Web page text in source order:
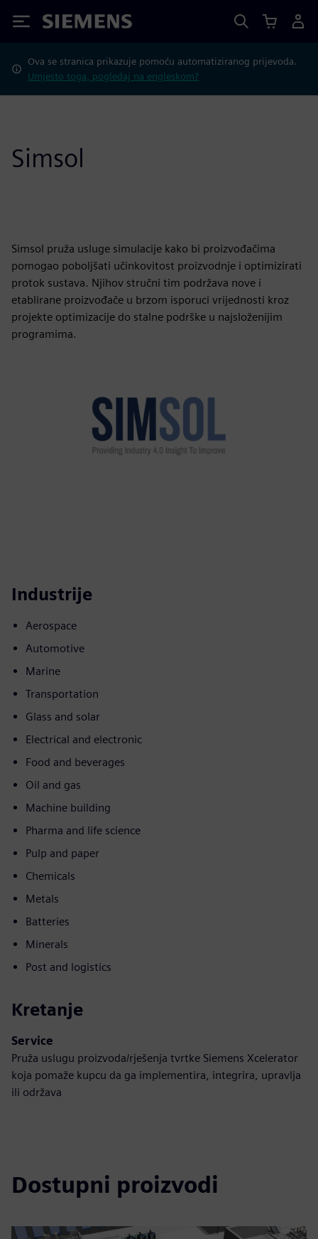
Siemens
Ova se stranica prikazuje pomoću automatiziranog prijevoda.
Umjesto toga, pogledaj na engleskom?
Simsol
Simsol pruža usluge simulacije kako bi proizvođačima
pomogao poboljšati učinkovitost proizvodnje i optimizirati
protok sustava. Njihov stručni tim podržava nove i
etablirane proizvođače u brzom isporuci vrijednosti kroz
projekte optimizacije do stalne podrške u najsloženijim
programima.
Industrije
Aerospace
Automotive
Marine
Transportation
Glass and solar
Electrical and electronic
Food and beverages
Oil and gas
Machine building
Pharma and life science
Pulp and paper
Chemicals
Metals
Batteries
Minerals
Post and logistics
Kretanje
Service
Pruža uslugu proizvoda/rješenja tvrtke Siemens Xcelerator
koja pomaže kupcu da ga implementira, integrira, upravlja
ili održava
Dostupni proizvodi